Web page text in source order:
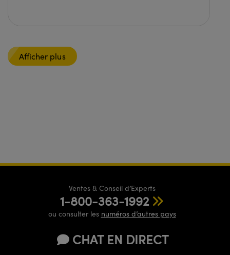
Afficher plus
Ventes & Conseil d’Experts
1-800-363-1992
ou consulter les numéros d’autres pays
CHAT EN DIRECT